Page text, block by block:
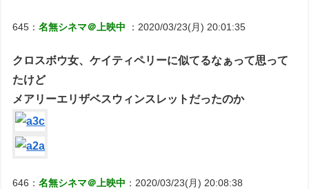
645：名無シネマ＠上映中 ：2020/03/23(月) 20:01:35
クロスボウ女、ケイティペリーに似てるなぁって思って
たけど
メアリーエリザベスウィンスレットだったのか
646：名無シネマ＠上映中 ：2020/03/23(月) 20:08:38